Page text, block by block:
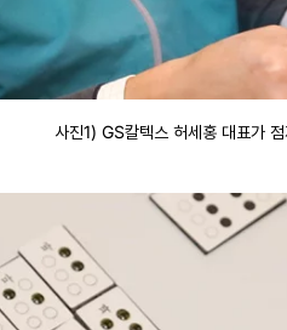
사진1) GS칼텍스 허세홍 대표가